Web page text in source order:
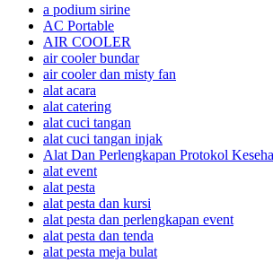
a podium sirine
AC Portable
AIR COOLER
air cooler bundar
air cooler dan misty fan
alat acara
alat catering
alat cuci tangan
alat cuci tangan injak
Alat Dan Perlengkapan Protokol
alat event
alat pesta
alat pesta dan kursi
alat pesta dan perlengkapan event
alat pesta dan tenda
alat pesta meja bulat